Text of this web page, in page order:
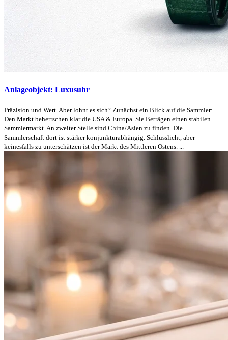
Anlageobjekt: Luxusuhr
Präzision und Wert. Aber lohnt es sich? Zunächst ein Blick auf die Sammler:
Den Markt beherrschen klar die USA & Europa. Sie Beträgen einen stabilen
Sammlermarkt. An zweiter Stelle sind China/Asien zu finden. Die
Sammlerschaft dort ist stärker konjunkturabhängig. Schlusslicht, aber
keinesfalls zu unterschätzen ist der Markt des Mittleren Ostens. ...